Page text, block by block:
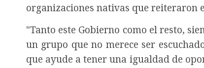
organizaciones nativas que reiteraron
"Tanto este Gobierno como el resto,
un grupo que no merece ser
que ayude a tener una igualdad de